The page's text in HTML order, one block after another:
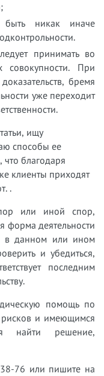
быть никак иначе
принимать во
При
бремя
уже переходит
ищу
способы ее
что благодаря
клиенты приходят
.
или иной спор,
форма деятельности
в данном или ином
и убедиться,
последним
помощь по
и имеющимся
найти решение,
76 или пишите на